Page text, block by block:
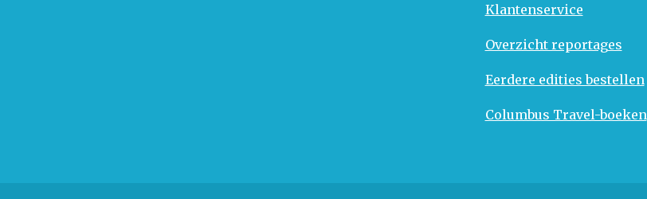
Klantenservice
Overzicht reportages
Eerdere edities bestellen
Columbus Travel-boeken